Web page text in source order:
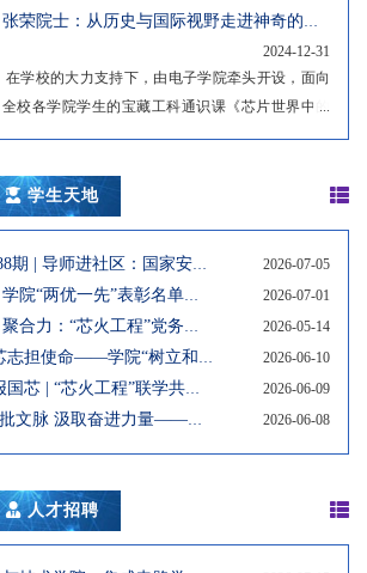
报与评审经验，围绕基金项目选题创新性、研究方
得重要突破，发表了题为“Dimensional Engineering of
Interlayer for Efficient Large-Area Perovskite Solar Cells
with High Stability under ISOS-L-3 Aging Test”的研究
论文；胡学佳助理教授、陈鹭剑教授和嘉庚创新实
验室张惠敏副研究员团队在声学微反应器件研究方
面取得新进展，...
张荣院士：从历史与国际视野走进神奇的半导体世界
2024-12-31
在学校的大力支持下，由电子学院牵头开设，面向
全校各学院学生的宝藏工科通识课《芯片世界中的
创新启蒙》第二轮课程本学期在思明校区陆续开
室正式开讲。本次课程由厦门大学党委书记、中国
科学院院士、国家集成电路产教融合创新平台主任
原理和未来趋势，带同学们走进第三代半导体...
学生天地
芯青年 心向党 第88期 | 导师进社区：国家安全记心间 反诈防骗护青春
2026-07-05
树榜样，践初心！学院“两优一先”表彰名单来了
2026-07-01
破痛点、授真招、聚合力：“芯火工程”党务交流会实现精准赋能
2026-05-14
循足迹悟思想 砺芯志担使命——学院“树立和践行正确政绩观”主题党日活动在宁德举办
2026-06-10
追寻扬才志 筑牢报国芯 | “芯火工程”联学共建活动举行
2026-06-09
支部风采 | 传承侨批文脉 汲取奋进力量——微电子与集成电路系师生党支部结对开展《给阿嬷的情书》主题观影活动
2026-06-08
人才招聘